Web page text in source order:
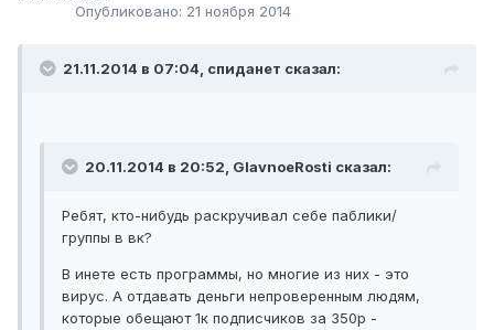
Опубликовано: 21 ноября 2014
21.11.2014 в 07:04, спиданет сказал:
20.11.2014 в 20:52, GlavnoeRosti сказал:
Ребят, кто-нибудь раскручивал себе паблики/
группы в вк?
В инете есть программы, но многие из них - это
вирус. А отдавать деньги непроверенным людям,
которые обещают 1к подписчиков за 350р -